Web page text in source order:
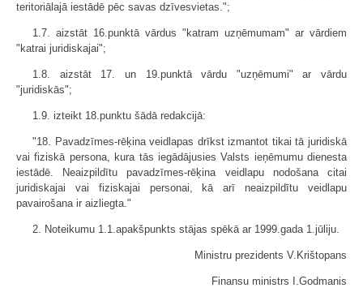
teritoriālajā iestādē pēc savas dzīvesvietas.";
1.7. aizstāt 16.punktā vārdus "katram uzņēmumam" ar vārdiem
"katrai juridiskajai";
1.8. aizstāt 17. un 19.punktā vārdu "uzņēmumi" ar vārdu
"juridiskās";
1.9. izteikt 18.punktu šādā redakcijā:
"18. Pavadzīmes-rēķina veidlapas drīkst izmantot tikai tā juridiskā
vai fiziskā persona, kura tās iegādājusies Valsts ieņēmumu dienesta
iestādē. Neaizpildītu pavadzīmes-rēķina veidlapu nodošana citai
juridiskajai vai fiziskajai personai, kā arī neaizpildītu veidlapu
pavairošana ir aizliegta."
2. Noteikumu 1.1.apakšpunkts stājas spēkā ar 1999.gada 1.jūliju.
Ministru prezidents V.Krištopans
Finansu ministrs I.Godmanis